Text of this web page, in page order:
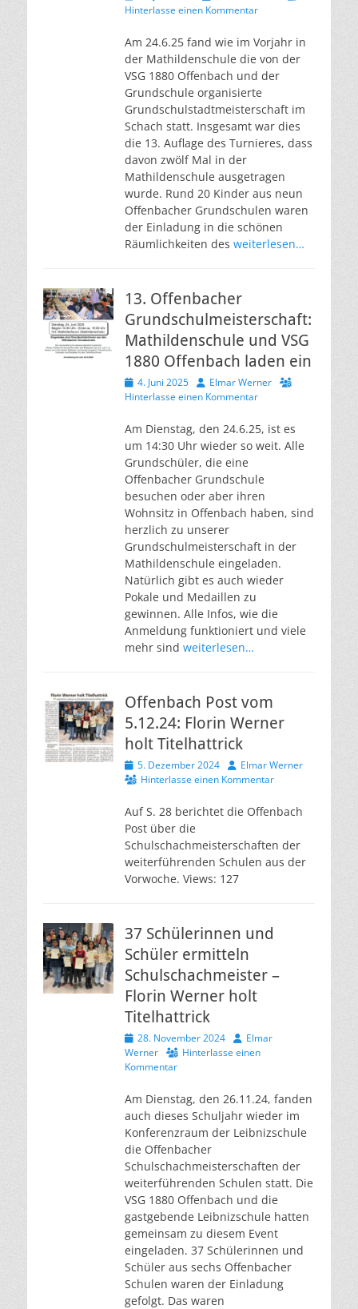
am
Hinterlasse einen Kommentar
Am 24.6.25 fand wie im Vorjahr in
der Mathildenschule die von der
VSG 1880 Offenbach und der
Grundschule organisierte
Grundschulstadtmeisterschaft im
Schach statt. Insgesamt war dies
die 13. Auflage des Turnieres, dass
davon zwölf Mal in der
Mathildenschule ausgetragen
wurde. Rund 20 Kinder aus neun
Offenbacher Grundschulen waren
der Einladung in die schönen
Räumlichkeiten des weiterlesen…
13. Offenbacher
Grundschulmeisterschaft:
Mathildenschule und VSG
1880 Offenbach laden ein
Veröffentlicht
am
4. Juni 2025 AutorElmar Werner
Hinterlasse einen Kommentar
Am Dienstag, den 24.6.25, ist es
um 14:30 Uhr wieder so weit. Alle
Grundschüler, die eine
Offenbacher Grundschule
besuchen oder aber ihren
Wohnsitz in Offenbach haben, sind
herzlich zu unserer
Grundschulmeisterschaft in der
Mathildenschule eingeladen.
Natürlich gibt es auch wieder
Pokale und Medaillen zu
gewinnen. Alle Infos, wie die
Anmeldung funktioniert und viele
mehr sind weiterlesen…
Offenbach Post vom
5.12.24: Florin Werner
holt Titelhattrick
Veröffentlicht
am
5. Dezember 2024 AutorElmar Werner
Hinterlasse einen Kommentar
Auf S. 28 berichtet die Offenbach
Post über die
Schulschachmeisterschaften der
weiterführenden Schulen aus der
Vorwoche. Views: 127
37 Schülerinnen und
Schüler ermitteln
Schulschachmeister –
Florin Werner holt
Titelhattrick
Veröffentlicht
am
28. November 2024 AutorElmar
Werner
Hinterlasse einen
Kommentar
Am Dienstag, den 26.11.24, fanden
auch dieses Schuljahr wieder im
Konferenzraum der Leibnizschule
die Offenbacher
Schulschachmeisterschaften der
weiterführenden Schulen statt. Die
VSG 1880 Offenbach und die
gastgebende Leibnizschule hatten
gemeinsam zu diesem Event
eingeladen. 37 Schülerinnen und
Schüler aus sechs Offenbacher
Schulen waren der Einladung
gefolgt. Das waren